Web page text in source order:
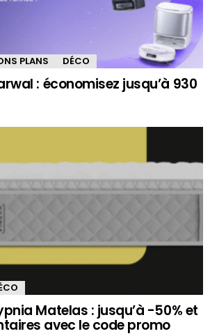
PLANS DÉCO
: économisez jusqu’à 930
Matelas : jusqu’à -50% et
avec le code promo